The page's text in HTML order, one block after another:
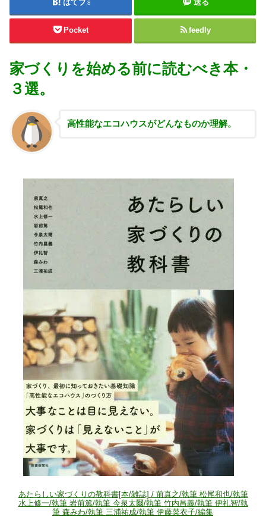
はてブ8 送る
Pocket feedly
家づくりを始める前に読むべき本・
３選。
高性能なエコハウスがどんなものか理解。
あたらしい家づくりの教科書[本/雑誌] / 前真之/執筆 松尾和也/執筆
水上修一/執筆 岩前篤/執筆 今泉太爾/執筆 竹内昌義/執筆 伊礼智/執
筆 森みわ/執筆 三浦祐成/執筆 伊藤菜衣子/編集